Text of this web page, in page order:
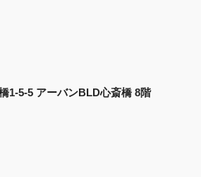
1-5-5 アーバンBLD心斎橋 8階